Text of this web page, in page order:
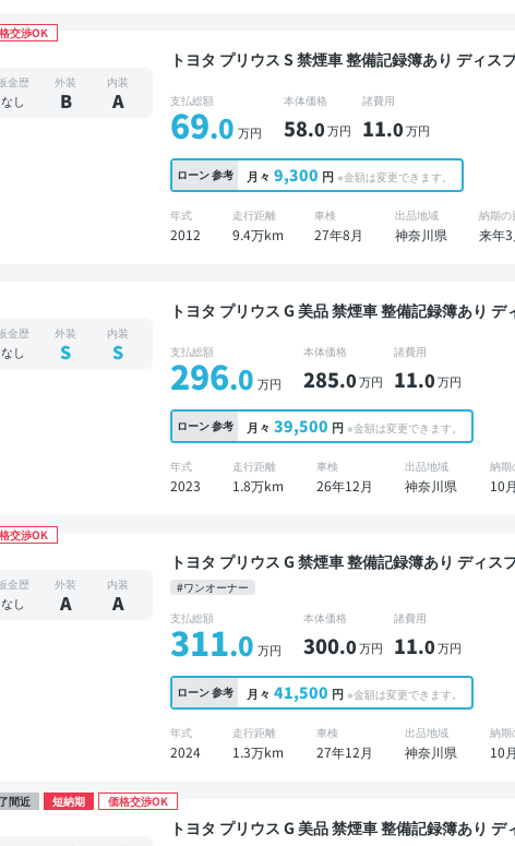
交渉OK
トヨタ プリウス S 禁煙車 整備記録簿
金歴
なし
外装
B
内装
A 支払総額
69.0 万円
本体価格
58.0万円
諸費用
11.0万円
ローン参考 月々 9,300 円 ※金額は変更できます。
年式
2012
走行距離
9.4万km
車検
27年8月
出品地域
神奈川県
納期の
来年
トヨタ プリウス G 美品 禁煙車 整備記録簿あり ディスプレイオーディオ TV オートクルーズ スマ
金歴
なし
外装
S
内装
S 支払総額
296.0 万円
本体価格
285.0万円
諸費用
11.0万円
ローン参考 月々 39,500 円 ※金額は変更できます。
年式
2023
走行距離
1.8万km
車検
26年12月
出品地域
神奈川県
納期
10
交渉OK
トヨタ プリウス G 禁煙車 整備記録簿あり ディスプレイオーディオ ※ナビキットあり TV ブライン
ドスポットモニター オートクルーズ スマートキ
コーダー 衝突軽減
#ワンオーナー
金歴
なし
外装
A
内装
A
支払総額
311.0 万円
本体価格
300.0万円
諸費用
11.0万円
ローン参考 月々 41,500 円 ※金額は変更できます。
年式
2024
走行距離
1.3万km
車検
27年12月
出品地域
神奈川県
納期
10
間近 短納期 価格交渉OK
トヨタ プリウス G 美品 禁煙車 整備記録簿あり ディスプレイオーディオ TV ブラインドスポット